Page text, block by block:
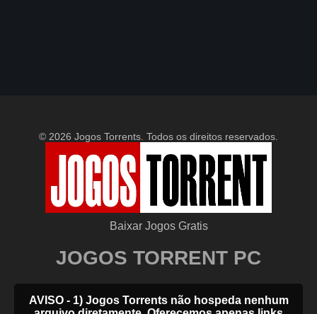
© 2026 Jogos Torrents. Todos os direitos reservados.
Baixar Jogos Gratis
JOGOS TORRENT PC
AVISO - 1) Jogos Torrents não hospeda nenhum